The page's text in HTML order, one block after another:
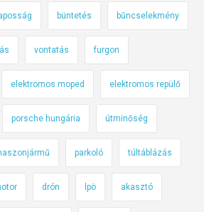
büntetés bűncselekmény
vontatás furgon
elektromos moped elektromos repülő
porsche hungária útminőség
parkoló túltáblázás
drón lpö akasztó